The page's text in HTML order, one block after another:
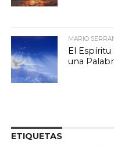
MARIO
El
una
ETIQUETAS